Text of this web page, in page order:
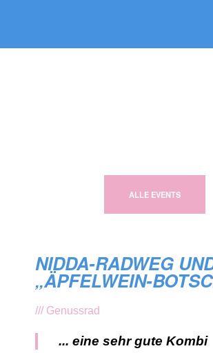
ALLE EVENTS
NIDDA-RADWEG
„ÄPFELWEIN-
///Genussrad
... eine sehr gute Kombi